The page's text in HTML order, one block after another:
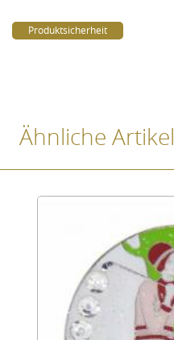
Produktsicherheit
Ähnliche Artikel